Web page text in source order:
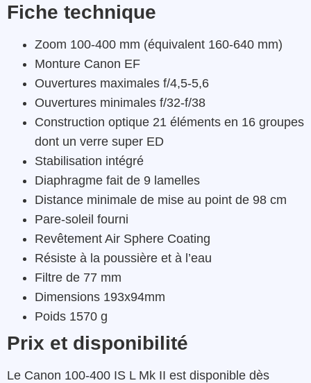
Fiche technique
Zoom 100-400 mm (équivalent 160-640 mm)
Monture Canon EF
Ouvertures maximales f/4,5-5,6
Ouvertures minimales f/32-f/38
Construction optique 21 éléments en 16 groupes
dont un verre super ED
Stabilisation intégré
Diaphragme fait de 9 lamelles
Distance minimale de mise au point de 98 cm
Pare-soleil fourni
Revêtement Air Sphere Coating
Résiste à la poussière et à l’eau
Filtre de 77 mm
Dimensions 193x94mm
Poids 1570 g
Prix et disponibilité
Le Canon 100-400 IS L Mk II est disponible dès